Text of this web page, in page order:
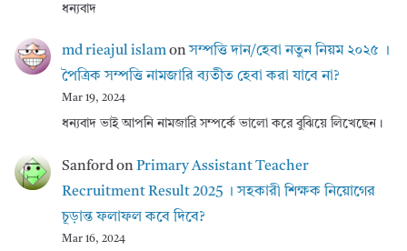
ধন্যবাদ
md rieajul islamonসম্পত্তি দান/হেবা নতুন নিয়ম ২০২৫ ।
পৈত্রিক সম্পত্তি নামজারি ব্যতীত হেবা করা যাবে না?
Mar 19, 2024
ধন্যবাদ ভাই আপনি নামজারি সম্পর্কে ভালো করে বুঝিয়ে লিখেছেন।
SanfordonPrimary Assistant Teacher
Recruitment Result 2025 । সহকারী শিক্ষক নিয়োগের
চূড়ান্ত ফলাফল কবে দিবে?
Mar 16, 2024